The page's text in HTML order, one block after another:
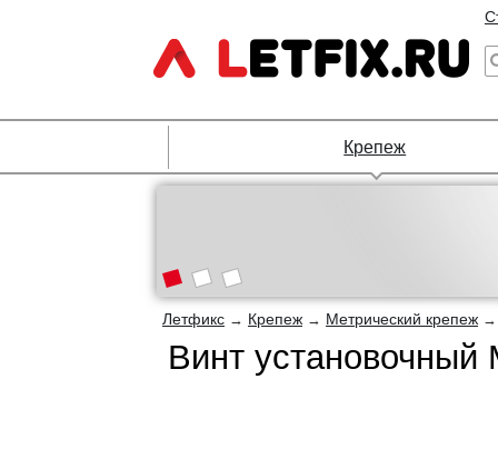
Крепеж
Летфикс → Крепеж → Метрический крепеж
Винт